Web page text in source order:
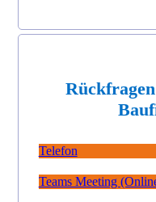
Telefon
Teams Meeting